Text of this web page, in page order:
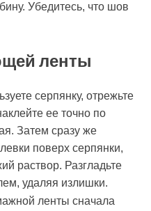
Убедитесь, что шов
ленты
серпянку, отрежьте
ее точно по
Затем сразу же
поверх серпянки,
раствор. Разгладьте
удаляя излишки.
ленты сначала